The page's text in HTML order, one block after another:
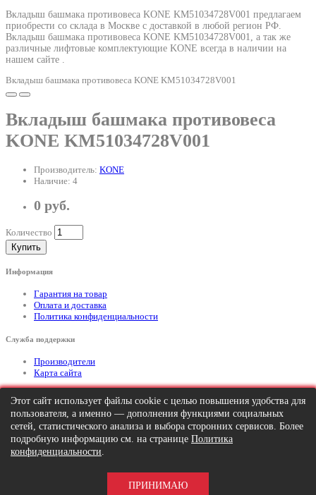
Вкладыш башмака противовеса KONE KM51034728V001 предлагаем
приобрести со склада в Москве с доставкой в любой регион РФ.
Вкладыш башмака противовеса KONE KM51034728V001, а так же
различные лифтовые комплектующие KONE всегда в наличии на
нашем сайте .
Вкладыш башмака противовеса KONE KM51034728V001
Вкладыш башмака противовеса
KONE KM51034728V001
Производитель: KONE
Наличие: 4
0 руб.
Количество
Купить
Информация
Гарантия на товар
Оплата и доставка
Политика конфиденциальности
Служба поддержки
Производители
Карта сайта
Дополнительно
Тел: +7 (495) 646-82-95 mailto:info@apexx.ru
Вся информация и цены на товар, размещенные на данном сайте, носят
информационный характер и ни при каких обстоятельствах не является
публичной офертой!
Этот сайт использует файлы cookie с целью повышения удобства для
пользователя, а именно — дополнения функциями социальных
сетей, статистического анализа и выбора сторонних сервисов. Более
подробную информацию см. на странице Политика
конфиденциальности.
ПРИНИМАЮ